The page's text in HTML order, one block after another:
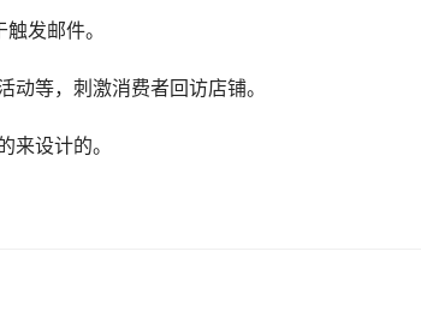
发邮件。
等，刺激消费者回访店铺。
设计的。